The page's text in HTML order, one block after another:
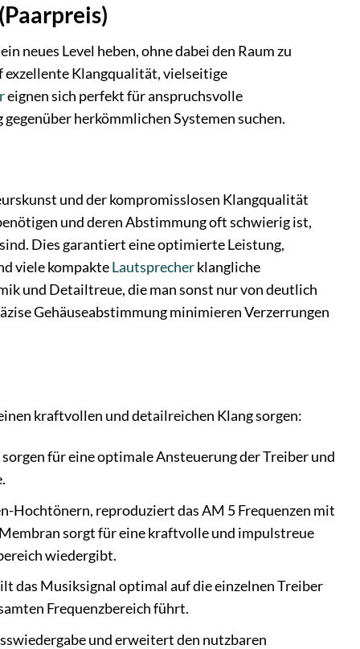
neues Level heben, ohne dabei den Raum zu
exzellente Klangqualität, vielseitige
eignen sich perfekt für anspruchsvolle
herkömmlichen Systemen suchen.
und der kompromisslosen Klangqualität
und deren Abstimmung oft schwierig ist,
Dies garantiert eine optimierte Leistung,
viele kompakteLautsprecherklangliche
und Detailtreue, die man sonst nur von deutlich
Gehäuseabstimmung minimieren Verzerrungen
kraftvollen und detailreichen Klang sorgen:
für eine optimale Ansteuerung der Treiber und
reproduziert das AM 5 Frequenzen mit
sorgt für eine kraftvolle und impulstreue
wiedergibt.
das Musiksignal optimal auf die einzelnen Treiber
Frequenzbereich führt.
und erweitert den nutzbaren